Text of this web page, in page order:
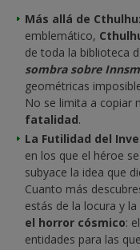
Más allá de Cthulhu
emblemático,
de toda la biblioteca
sombra sobre
geométricas
No se limita a copiar
fatalidad.
La Futilidad del
en los que el héroe
subyace la idea que
Cuanto más
estás de la locura y
el horror cósmico:
entidades para las